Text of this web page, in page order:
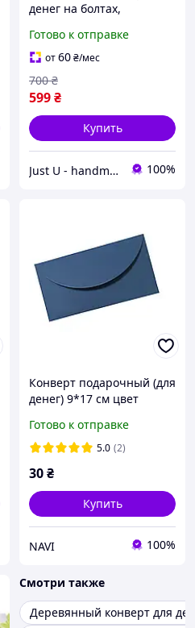
денег на болтах,
гравировкой,
оригинальный подарок
на свадьбу, ручная
работа
Готово к отправке
от60₴/мес
599₴
700 ₴
Купить
Just U - handmade studio 100%
Конверт подарочный (для
денег) 9*17 см цвет
Готово к отправке
5.0 (2)
30₴
Купить
NAVI 100%
Смотри также
Деревянный конверт для